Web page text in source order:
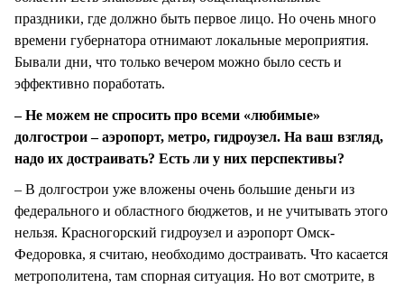
праздники, где должно быть первое лицо. Но очень много
времени губернатора отнимают локальные мероприятия.
Бывали дни, что только вечером можно было сесть и
эффективно поработать.
– Не можем не спросить про всеми «любимые»
долгострои – аэропорт, метро, гидроузел. На ваш взгляд,
надо их достраивать? Есть ли у них перспективы?
– В долгострои уже вложены очень большие деньги из
федерального и областного бюджетов, и не учитывать этого
нельзя. Красногорский гидроузел и аэропорт Омск-
Федоровка, я считаю, необходимо достраивать. Что касается
метрополитена, там спорная ситуация. Но вот смотрите, в